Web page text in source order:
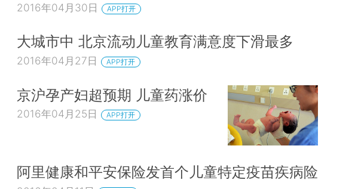
2016年04月30日 APP打开
大城市中 北京流动儿童教育满意度下滑最多
2016年04月27日 APP打开
京沪孕产妇超预期 儿童药涨价
2016年04月25日 APP打开
阿里健康和平安保险发首个儿童特定疫苗疾病险